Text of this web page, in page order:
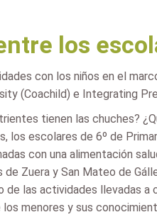
los
con los niños en el
(Coachild) e Integrating
tienen las chuches?
los escolares de 6º de
con una alimentación
Zuera y San Mateo de
las actividades llevadas a
menores y sus